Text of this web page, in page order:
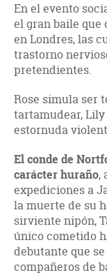
En el evento
el gran baile
en Londres, las
trastorno
pretendientes.
Rose simula ser
tartamudear,
estornuda
El conde de
carácter huraño,
expediciones a
la muerte de su
sirviente nipón,
único cometido
debutante que
compañeros de